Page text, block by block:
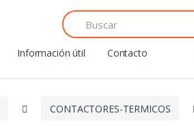
Search
for:
Información útil Contacto
CONTACTORES-TERMICOS